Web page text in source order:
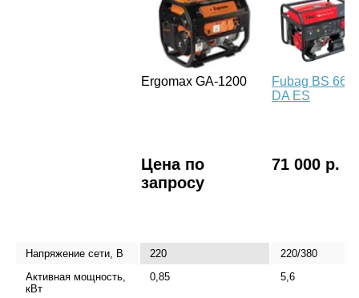
Ergomax GA-1200
Fubag BS
DA ES
Цена по
запросу
71 000 р.
Напряжение сети, В 220
220/380
Активная мощность,
кВт
0,85 5,6